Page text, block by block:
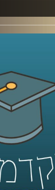
פרסם הפאנל
תהיה לו,
ביה"ס
נקודות אלה,
כבר עכשיו